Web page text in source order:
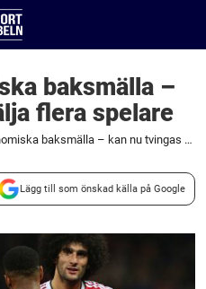
baksmälla –
flera spelare
Uniteds ekonomiska baksmälla – kan nu tvingas sälja flera spelare
Lägg till som önskad källa på Google